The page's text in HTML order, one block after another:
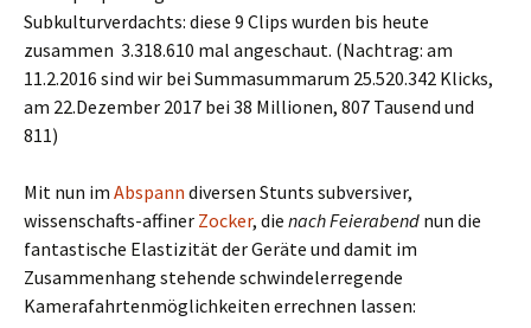
Subkulturverdachts: diese 9 Clips wurden bis heute
zusammen 3.318.610 mal angeschaut. (Nachtrag: am
11.2.2016 sind wir bei Summasummarum 25.520.342 Klicks,
am 22.Dezember 2017 bei 38 Millionen, 807 Tausend und
811)
Mit nun im Abspann diversen Stunts subversiver,
wissenschafts-affiner Zocker, die nach Feierabend nun die
fantastische Elastizität der Geräte und damit im
Zusammenhang stehende schwindelerregende
Kamerafahrtenmöglichkeiten errechnen lassen: